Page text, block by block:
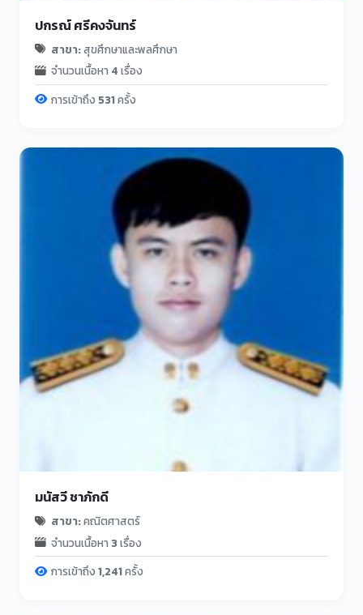
ปกรณ์ ศรีคงจันทร์
สาขา:สุขศึกษาและพลศึกษา
จำนวนเนื้อหา 4 เรื่อง
การเข้าถึง 531ครั้ง
มนัสวี ชาภักดี
สาขา:คณิตศาสตร์
จำนวนเนื้อหา 3เรื่อง
การเข้าถึง1,241ครั้ง